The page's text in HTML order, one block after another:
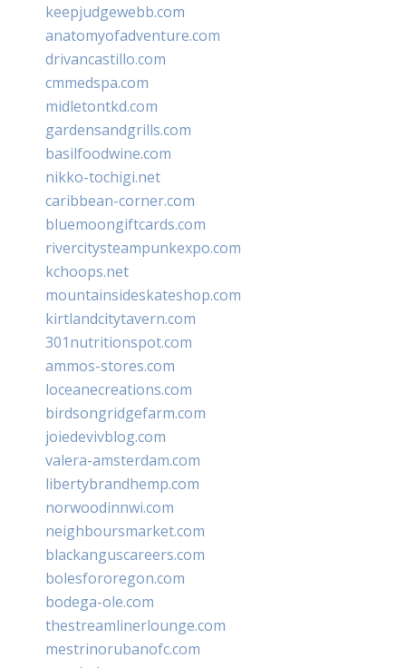
keepjudgewebb.com
anatomyofadventure.com
drivancastillo.com
cmmedspa.com
midletontkd.com
gardensandgrills.com
basilfoodwine.com
nikko-tochigi.net
caribbean-corner.com
bluemoongiftcards.com
rivercitysteampunkexpo.com
kchoops.net
mountainsideskateshop.com
kirtlandcitytavern.com
301nutritionspot.com
ammos-stores.com
loceanecreations.com
birdsongridgefarm.com
joiedevivblog.com
valera-amsterdam.com
libertybrandhemp.com
norwoodinnwi.com
neighboursmarket.com
blackanguscareers.com
bolesfororegon.com
bodega-ole.com
thestreamlinerlounge.com
mestrinorubanofc.com